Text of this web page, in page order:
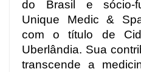
do Brasil e sócio-
Unique Medic &
com o título de
Uberlândia. Sua
transcende a